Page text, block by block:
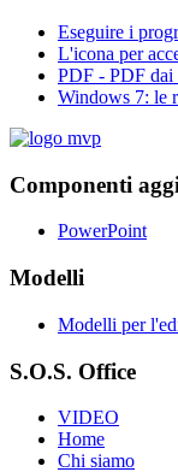
Eseguire i
L'icona per
PDF - PDF
Windows 7: le
Componenti
PowerPoint
Modelli
Modelli per
S.O.S. Office
VIDEO
Home
Chi siamo